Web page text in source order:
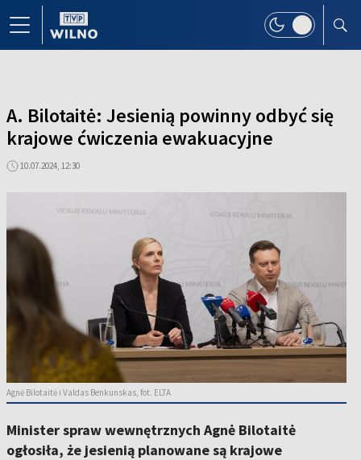
A. Bilotaitė: Jesienią powinny odbyć się
krajowe ćwiczenia ewakuacyjne
10.07.2024, 12:30
Agnė Bilotaitė i Valdas Benkunskas, fot. ELTA
Minister spraw wewnętrznych Agnė Bilotaitė
ogłosiła, że jesienią planowane są krajowe